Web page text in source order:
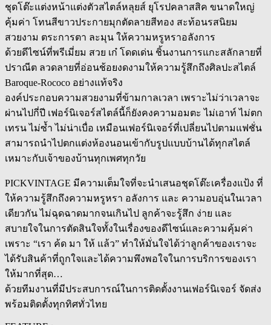
PEARLESCENT
WHITE
SERIES
รุ่น
วา
เร
เลี่ยน
quantity
ชุดโต๊ะแต่งหน้าแต่งตัวสไตล์หลุยส์ ยุโรปคลาสสิค ขนาดใหญ่
คุ้มค่า โทนสีขาวประกายมุกตัดลายสีทอง สะท้อนรสนิยม
สวยงาม ตระการตา ละมุน ให้ความหรูหราอลังการ
ด้วยดีไซน์ที่พรีเมี่ยม สวย เก๋ โดดเด่น ชิ้นงานการแกะสลักลายที่
ปราณีต ลวดลายที่อ่อนช้อยงดงามให้ความรู้สึกถึงศิลปะสไตล์
Baroque-Rococo อย่างแท้จริง
องค์ประกอบความสวยงามที่ข้ามกาลเวลา เพราะไม่ว่าเวลาจะ
ผ่านไปกี่ปี เฟอร์นิเจอร์สไตล์นี้ก็ยังคงความอมตะ ไม่เอาท์ ไม่ตก
เทรน ไม่ซ้ำ ไม่น่าเบื่อ เหมือนเฟอร์นิเจอร์ที่เปลี่ยนไปตามแฟชั่น
สามารถนำไปตกแต่งห้องนอนเข้ากับรูปแบบบ้านได้ทุกสไตล์
เหมาะกับเจ้าของบ้านทุกเพศทุกวัย
PICKVINTAGE มีความเต็มใจที่จะนำเสนอชุดโต๊ะเครื่องแป้ง ที่
ให้ความรู้สึกถึงความหรูหรา อลังการ และ ความอบอุ่นในเวลา
เดียวกัน ไม่ฉุดฉาดมากจนเกินไป ลูกค้าจะรู้สึก ง่าย และ
สบายใจในการตัดสินใจทั้งในเรื่องของดีไซน์และความคุ้มค่า
เพราะ “เรา ค้ด มา ให้ แล้ว” ทำให้มั่นใจได้ว่าลูกค้าของเราจะ
ได้รับสินค้าที่ถูกใจและได้ความพึงพอใจในการบริการของเรา
ให้มากที่สุด…
ด้วยทีมงานที่มีประสบการณ์ในการติดตั้งงานเฟอร์นิเจอร์ จัดส่ง
พร้อมติดตั้งทุกทิศทั่วไทย